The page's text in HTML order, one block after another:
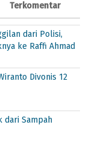
Terkomentar
dari Polisi,
ke Raffi Ahmad
Divonis 12
dari Sampah